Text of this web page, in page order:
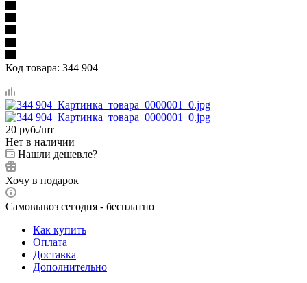
Код товара: 344 904
20 руб./шт
Нет в наличии
Нашли дешевле?
Хочу в подарок
Самовывоз сегодня - бесплатно
Как купить
Оплата
Доставка
Дополнительно